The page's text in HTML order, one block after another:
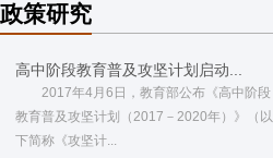
政策研究
高中阶段教育普及攻坚计划启动...
2017年4月6日，教育部公布《高中阶段
教育普及攻坚计划（2017－2020年）》（以
下简称《攻坚计...